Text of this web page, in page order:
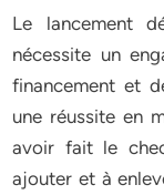
Le lancement
nécessite un
financement et
une réussite en
avoir fait le
ajouter et à